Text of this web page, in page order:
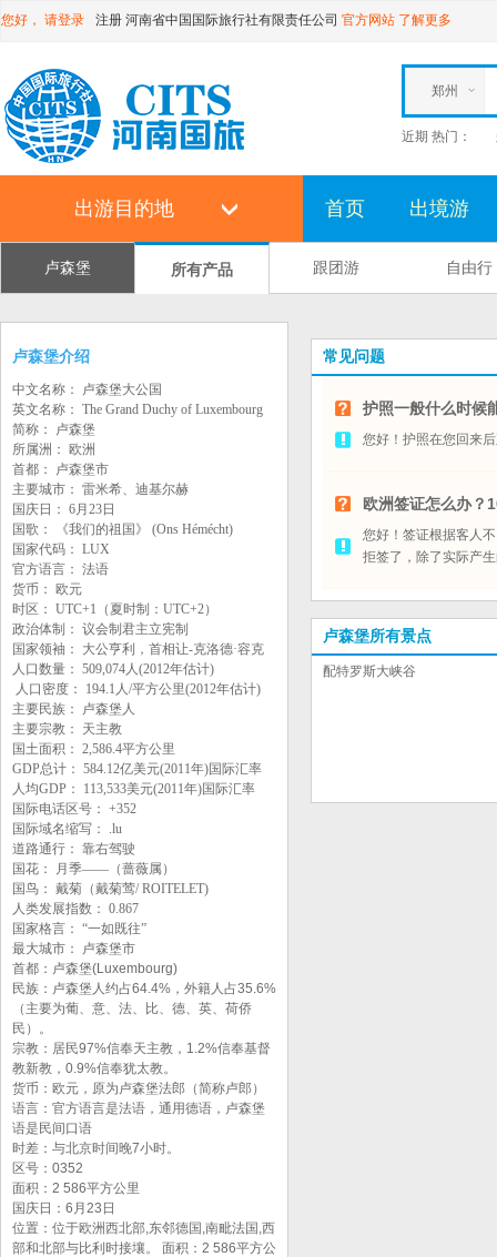
您好， 请登录 注册 河南省中国国际旅行社有限责任公司 官方网站 了解更多
郑州
近期 热门：
出游目的地 首页 出境游
卢森堡 所有产品 跟团游 自由行
卢森堡介绍
中文名称： 卢森堡大公国
英文名称： The Grand Duchy of Luxembourg
简称： 卢森堡
所属洲： 欧洲
首都： 卢森堡市
主要城市： 雷米希、迪基尔赫
国庆日： 6月23日
国歌： 《我们的祖国》 (Ons Hémécht)
国家代码： LUX
官方语言： 法语
货币： 欧元
时区： UTC+1（夏时制：UTC+2）
政治体制： 议会制君主立宪制
国家领袖： 大公亨利，首相让-克洛德·容克
人口数量： 509,074人(2012年估计)
人口密度： 194.1人/平方公里(2012年估计)
主要民族： 卢森堡人
主要宗教： 天主教
国土面积： 2,586.4平方公里
GDP总计： 584.12亿美元(2011年)国际汇率
人均GDP： 113,533美元(2011年)国际汇率
国际电话区号： +352
国际域名缩写： .lu
道路通行： 靠右驾驶
国花： 月季——（蔷薇属）
国鸟： 戴菊（戴菊莺/ ROITELET)
人类发展指数： 0.867
国家格言： “一如既往”
最大城市： 卢森堡市
首都：卢森堡(Luxembourg)
民族：卢森堡人约占64.4%，外籍人占35.6%
（主要为葡、意、法、比、德、英、荷侨
民）。
宗教：居民97%信奉天主教，1.2%信奉基督
教新教，0.9%信奉犹太教。
货币：欧元，原为卢森堡法郎（简称卢郎）
语言：官方语言是法语，通用德语，卢森堡
语是民间口语
时差：与北京时间晚7小时。
区号：0352
面积：2 586平方公里
国庆日：6月23日
位置：位于欧洲西北部,东邻德国,南毗法国,西
部和北部与比利时接壤。 面积：2 586平方公
常见问题
护照一般什么时候
您好！护照在您回来
欧洲签证怎么办？
您好！签证根据客人
拒签了，除了实际产
卢森堡所有景点
配特罗斯大峡谷